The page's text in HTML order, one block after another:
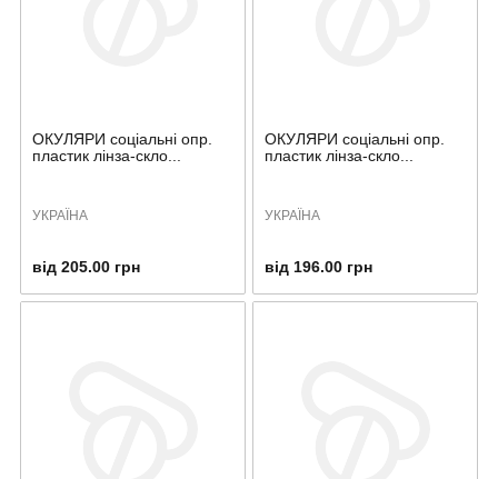
ОКУЛЯРИ соціальні опр.
пластик лінза-скло...
УКРАЇНА
від 205.00 грн
ОКУЛЯРИ соціальні опр.
пластик лінза-скло...
УКРАЇНА
від 196.00 грн